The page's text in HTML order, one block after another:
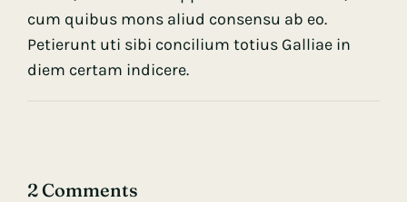
cum quibus mons aliud consensu ab eo.
Petierunt uti sibi concilium totius Galliae in
diem certam indicere.
2 Comments